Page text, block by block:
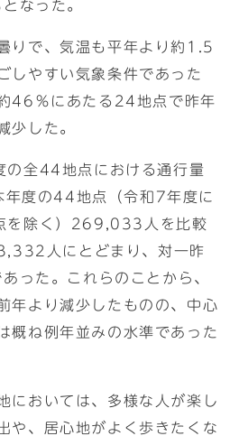
なった。
りで、気温も平年より約1.5
しやすい気象条件であった
46％にあたる24地点で昨年
少した。
の全44地点における通行量
度の44地点（令和7年度に
を除く）269,033人を比較
人にとどまり、対一昨
った。これらのことから、
年より減少したものの、中心
概ね例年並みの水準であった
においては、多様な人が楽し
や、居心地がよく歩きたくな